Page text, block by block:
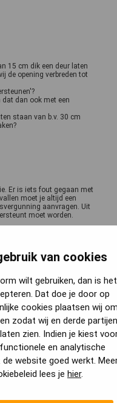
van cookies
wilt gebruiken, dan is het
Dat doe je door op
cookies plaatsen wij
zodat wij en derde partijen
zien. Indien je kiest
en analytische
website goed werkt.
lees je hier.
15 cm dik een deur laten
de opening verbreden tot
dan ook met een
staan van b.v. 30 cm
Er is iets fout gegaan met
moet je altijd een
aanvragen. Uit
moet worden.
voor woningen uit circa